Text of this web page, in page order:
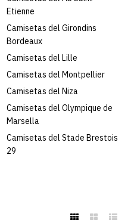
Etienne
Camisetas del Girondins
Bordeaux
Camisetas del Lille
Camisetas del Montpellier
Camisetas del Niza
Camisetas del Olympique de
Marsella
Camisetas del Stade Brestois
29